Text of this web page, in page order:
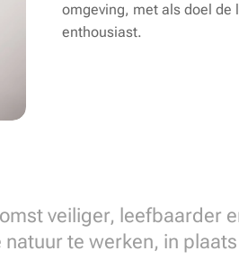
omgeving, met als doel de
enthousiast.
veiliger, leefbaarder
te werken, in